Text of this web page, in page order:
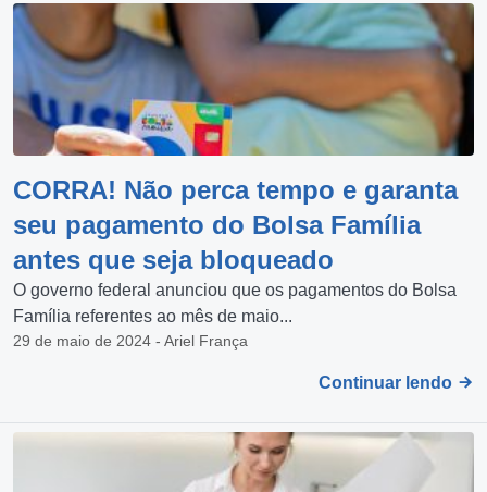
CORRA! Não perca tempo e garanta
seu pagamento do Bolsa Família
antes que seja bloqueado
O governo federal anunciou que os pagamentos do Bolsa
Família referentes ao mês de maio...
29 de maio de 2024 - Ariel França
Continuar lendo